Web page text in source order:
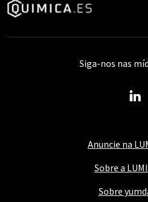
Anuncie na
Sobre a
Sobre
Siga-nos nas